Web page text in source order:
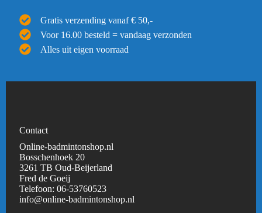
Gratis verzending vanaf € 50,-
Voor 16.00 besteld = vandaag verzonden
Alles uit eigen voorraad
Contact
Online-badmintonshop.nl
Bosschenhoek 20
3261 TB Oud-Beijerland
Fred de Goeij
Telefoon:06-53760523
info@online-badmintonshop.nl